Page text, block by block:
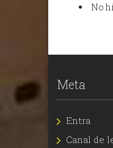
No
Meta
Entra
Canal de